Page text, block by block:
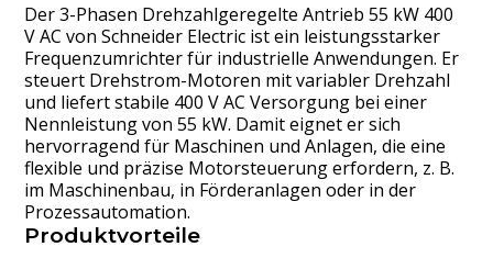
Der 3-Phasen Drehzahlgeregelte Antrieb 55 kW 400
V AC von Schneider Electric ist ein leistungsstarker
Frequenzumrichter für industrielle Anwendungen. Er
steuert Drehstrom-Motoren mit variabler Drehzahl
und liefert stabile 400 V AC Versorgung bei einer
Nennleistung von 55 kW. Damit eignet er sich
hervorragend für Maschinen und Anlagen, die eine
flexible und präzise Motorsteuerung erfordern, z. B.
im Maschinenbau, in Förderanlagen oder in der
Prozessautomation.
Produktvorteile